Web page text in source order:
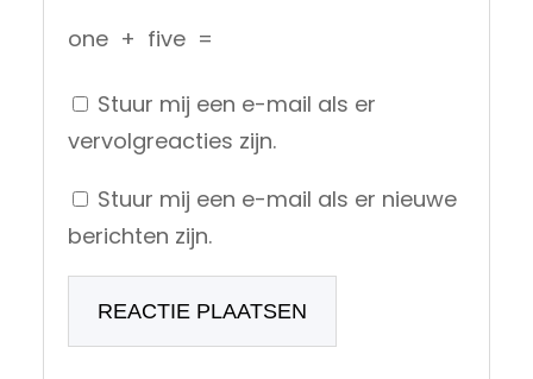
one + five =
Stuur mij een e-mail als er
vervolgreacties zijn.
Stuur mij een e-mail als er nieuwe
berichten zijn.